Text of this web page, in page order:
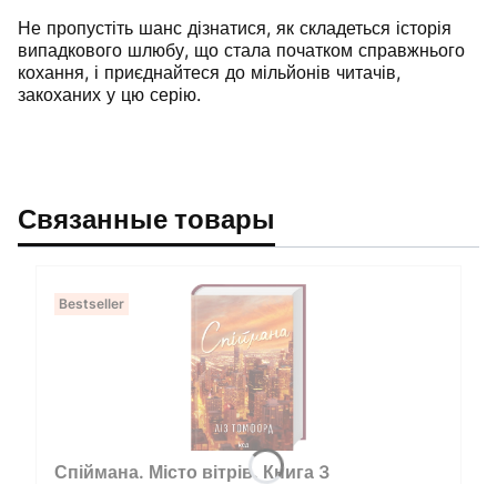
Не пропустіть шанс дізнатися, як складеться історія
випадкового шлюбу, що стала початком справжнього
кохання, і приєднайтеся до мільйонів читачів,
закоханих у цю серію.
Связанные товары
Bestseller
Спіймана. Місто вітрів. Книга 3